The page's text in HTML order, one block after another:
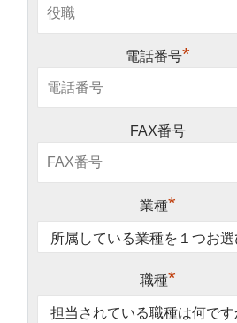
電話番号*
FAX番号
業種*
職種*